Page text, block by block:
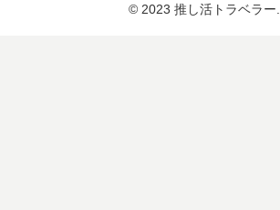
© 2023 推し活トラベラー.